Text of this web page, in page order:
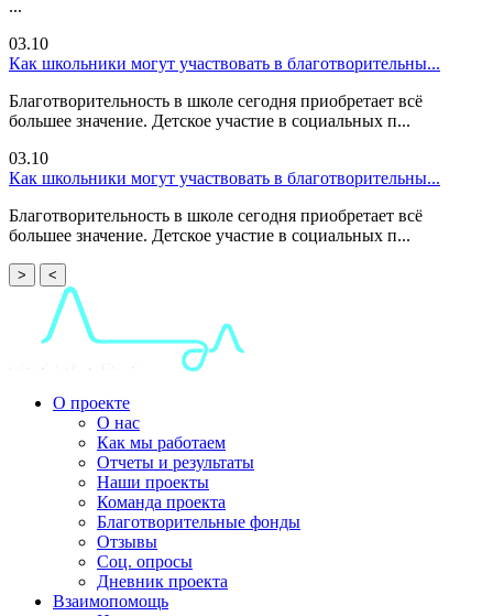
...
03.10
Как школьники могут участвовать в благотворительны...
Благотворительность в школе сегодня приобретает всё
большее значение. Детское участие в социальных п...
03.10
Как школьники могут участвовать в благотворительны...
Благотворительность в школе сегодня приобретает всё
большее значение. Детское участие в социальных п...
> <
О проекте
О нас
Как мы работаем
Отчеты и результаты
Наши проекты
Команда проекта
Благотворительные фонды
Отзывы
Соц. опросы
Дневник проекта
Взаимопомощь